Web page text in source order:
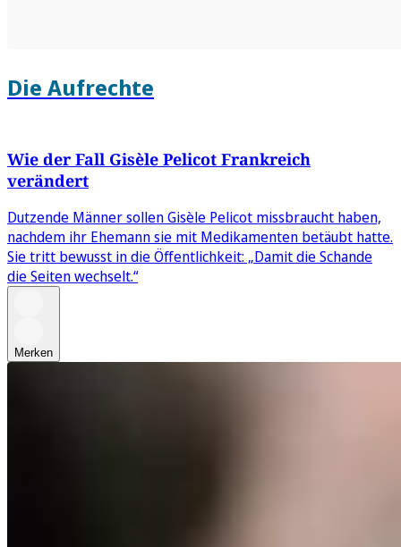
Die Aufrechte
Wie der Fall Gisèle Pelicot Frankreich
verändert
Dutzende Männer sollen Gisèle Pelicot missbraucht haben,
nachdem ihr Ehemann sie mit Medikamenten betäubt hatte.
Sie tritt bewusst in die Öffentlichkeit: „Damit die Schande
die Seiten wechselt.“
Merken